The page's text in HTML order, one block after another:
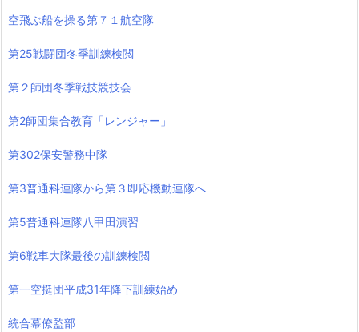
空飛ぶ船を操る第７１航空隊
第25戦闘団冬季訓練検閲
第２師団冬季戦技競技会
第2師団集合教育「レンジャー」
第302保安警務中隊
第3普通科連隊から第３即応機動連隊へ
第5普通科連隊八甲田演習
第6戦車大隊最後の訓練検閲
第一空挺団平成31年降下訓練始め
統合幕僚監部